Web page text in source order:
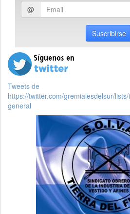
Ingresar
email
@
Suscribirse
Tweets de
https://twitter.com/gremialesdelsur/
general